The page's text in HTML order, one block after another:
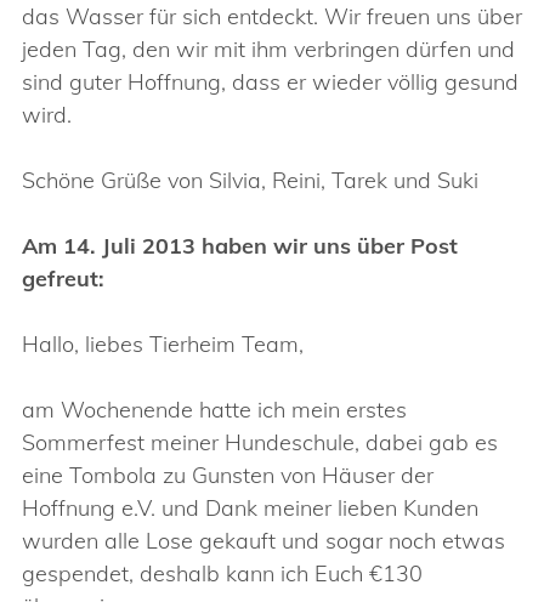
das Wasser für sich entdeckt. Wir freuen uns über
jeden Tag, den wir mit ihm verbringen dürfen und
sind guter Hoffnung, dass er wieder völlig gesund
wird.
Schöne Grüße von Silvia, Reini, Tarek und Suki
Am 14. Juli 2013 haben wir uns über Post
gefreut:
Hallo, liebes Tierheim Team,
am Wochenende hatte ich mein erstes
Sommerfest meiner Hundeschule, dabei gab es
eine Tombola zu Gunsten von Häuser der
Hoffnung e.V. und Dank meiner lieben Kunden
wurden alle Lose gekauft und sogar noch etwas
gespendet, deshalb kann ich Euch €130